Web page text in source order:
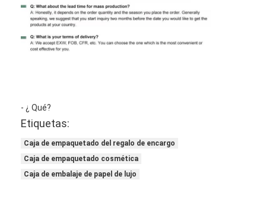
- ¿ Qué?
Etiquetas:
Caja de empaquetado del regalo de encargo
Caja de empaquetado cosmética
Caja de embalaje de papel de lujo